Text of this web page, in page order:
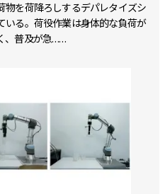
物を荷降ろしするデパレタイズシ
いる。荷役作業は身体的な負荷が
、普及が急……